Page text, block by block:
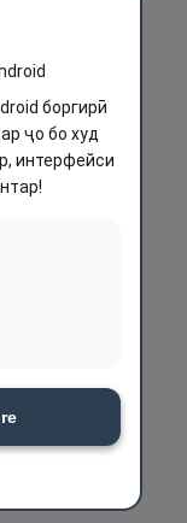
боргирӣ
ҷо бо худ
интерфейси